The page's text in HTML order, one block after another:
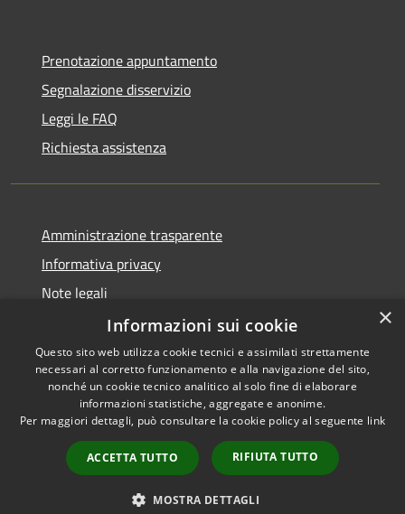
Prenotazione appuntamento
Segnalazione disservizio
Leggi le FAQ
Richiesta assistenza
Amministrazione trasparente
Informativa privacy
Note legali
Dichiarazione di accessibilità
RSS
Accessibilità
Copyright © 2026 • Comune di
Municipium•
Accesso
redazione
×
Informazioni sui cookie
Questo sito web utilizza cookie tecnici e assimilati strettamente
necessari al corretto funzionamento e alla navigazione del sito,
nonché un cookie tecnico analitico al solo fine di elaborare
informazioni statistiche, aggregate e anonime.
Per maggiori dettagli, può consultare la cookie policy al seguente link
ACCETTA TUTTO RIFIUTA TUTTO
MOSTRA DETTAGLI